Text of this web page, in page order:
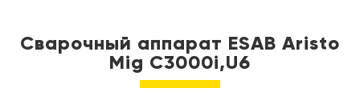
Сварочный аппарат ESAB Aristo
Mig C3000i,U6